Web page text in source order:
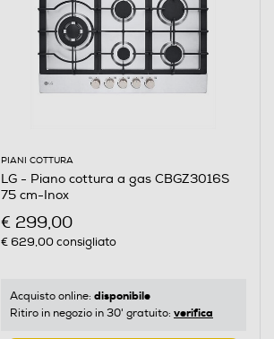
PIANI COTTURA
LG - Piano cottura a gas CBGZ3016S
75 cm-Inox
€ 299,00
€ 629,00consigliato
Acquisto online: disponibile
Ritiro in negozio in 30' gratuito: verifica